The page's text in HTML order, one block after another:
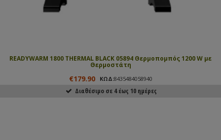
READYWARM 1800 THERMAL BLACK 05894 Θερμοπομπός 1200 W με
Θερμοστάτη
€179.90 ΚΩΔ:8435484058940
Διαθέσιμο σε 4 έως 10 ημέρες